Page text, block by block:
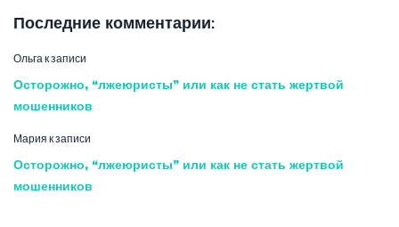
Последние комментарии:
Ольга к записи
Осторожно, “лжеюристы” или как не стать жертвой
мошенников
Мария к записи
Осторожно, “лжеюристы” или как не стать жертвой
мошенников